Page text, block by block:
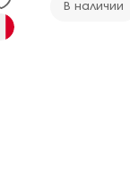
В наличии